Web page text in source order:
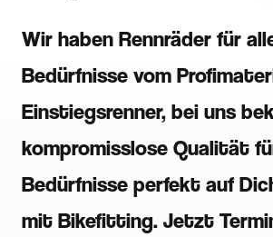
Wilier
Wir haben Rennräder für
Bedürfnisse vom
Einstiegsrenner, bei uns
kompromisslose Qualität
Bedürfnisse perfekt auf
mit Bikefitting. Jetzt